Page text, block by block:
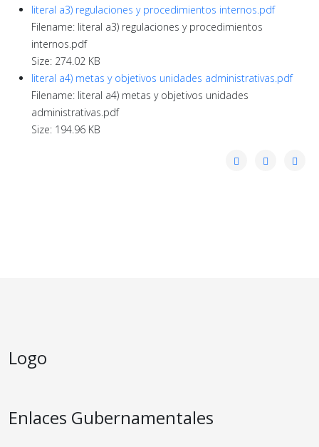
literal a3) regulaciones y procedimientos internos.pdf
Filename: literal a3) regulaciones y procedimientos
internos.pdf
Size: 274.02 KB
literal a4) metas y objetivos unidades administrativas.pdf
Filename: literal a4) metas y objetivos unidades
administrativas.pdf
Size: 194.96 KB
Logo
Enlaces Gubernamentales